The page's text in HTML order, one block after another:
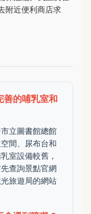
附近便利商店求
善的哺乳室和
立圖書館總館
間、尿布台和
室設備較舊，
查詢景點官網
旅遊局的網站